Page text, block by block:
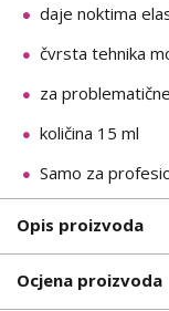
daje noktima
čvrsta tehnika
za
količina 15 ml
Samo za
Opis proizvoda
Ocjena proizvoda